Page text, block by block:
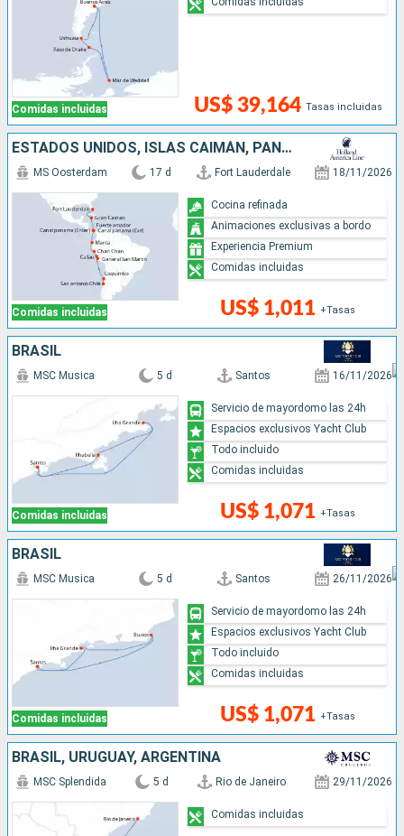
Comidas incluidas US$ 39,164 Tasas incluidas
ESTADOS UNIDOS, ISLAS CAIMÁN, PANAMÁ, ECUADOR, PERÚ, CHILE
Comidas incluidas
MS Oosterdam 17 d Fort Lauderdale 18/11/2026
US$ 1,011 +Tasas
Cocina refinada
Animaciones exclusivas a bordo
Experiencia Premium
Comidas incluidas
BRASIL
Comidas incluidas
MSC Musica 5 d Santos 16/11/2026
US$ 1,071 +Tasas
Servicio de mayordomo las 24h
Espacios exclusivos Yacht Club
Todo incluido
Comidas incluidas
BRASIL
Comidas incluidas
MSC Musica 5 d Santos 26/11/2026
US$ 1,071 +Tasas
Servicio de mayordomo las 24h
Espacios exclusivos Yacht Club
Todo incluido
Comidas incluidas
BRASIL, URUGUAY, ARGENTINA
MSC Splendida 5 d Rio de Janeiro 29/11/2026
Comidas incluidas